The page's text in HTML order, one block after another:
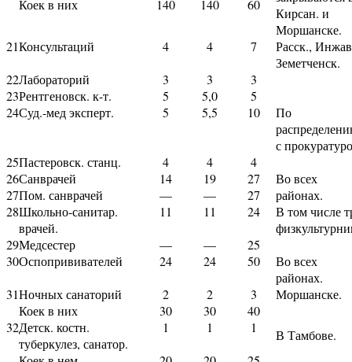
Кирсан. и
Моршанске.
Коек в них 140 140 60
21Консультаций 4 4 7
Расск.,
Земетченск.
22Лабораторий 3 3
3
23Рентгеновск. к-т. 5 5,0
5
24Суд.-мед эксперт. 5 5,5 10
По
с
25Пастеровск. станц. 4 4
4
26Санврачей 14 19 27
Во всех
районах.
27Пом. санврачей — —
27
28Школьно-санитар.
врачей.
11 11 24
В том числе
29Медсестер — —
25
30Оспопрививателей 24 24 50
Во всех
районах.
31Ночных санаторий 2 2 3
Моршанске.
Коек в них
30 30
40
32Детск. костн.
туберкулез, санатор.
1 1 1
В Тамбове.